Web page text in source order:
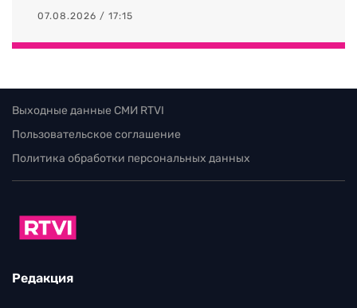
07.08.2026 / 17:15
Выходные данные СМИ RTVI
Пользовательское соглашение
Политика обработки персональных данных
Редакция